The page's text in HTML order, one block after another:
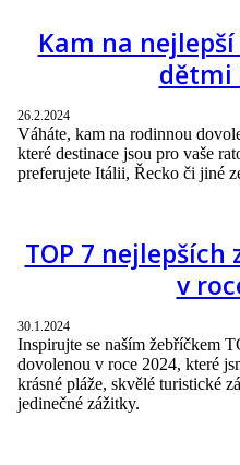
Kam na
dětmi
26.2.2024
Váháte, kam na rodinnou
které destinace jsou pro vaše
preferujete Itálii, Řecko či jiné
TOP 7
v
30.1.2024
Inspirujte se naším žebříčkem
dovolenou v roce 2024, které
krásné pláže, skvělé turistické
jedinečné zážitky.